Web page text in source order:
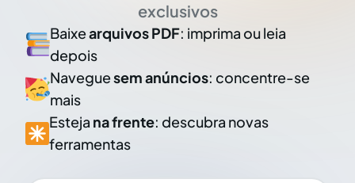
exclusivos
Baixearquivos PDF: imprima ou leia
depois
Naveguesem anúncios: concentre-se
mais
Esteja na frente: descubra novas
ferramentas